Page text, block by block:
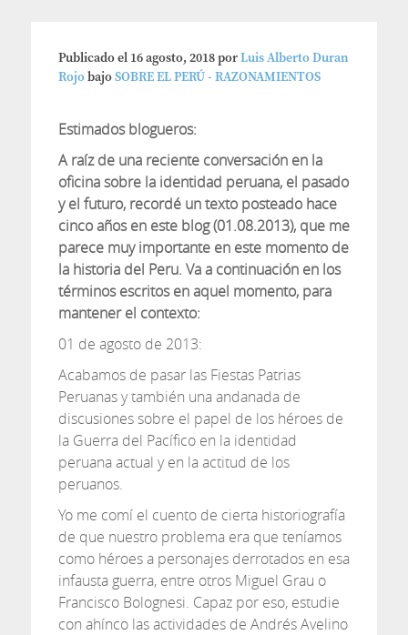
Publicado el 16 agosto, 2018porLuis Alberto Duran
RojobajoSOBRE EL PERÚ - RAZONAMIENTOS
Estimados blogueros:
A raíz de una reciente conversación en la
oficina sobre la identidad peruana, el pasado
y el futuro, recordé un texto posteado hace
cinco años en este blog (01.08.2013), que me
parece muy importante en este momento de
la historia del Peru. Va a continuación en los
términos escritos en aquel momento, para
mantener el contexto:
01 de agosto de 2013:
Acabamos de pasar las Fiestas Patrias
Peruanas y también una andanada de
discusiones sobre el papel de los héroes de
la Guerra del Pacífico en la identidad
peruana actual y en la actitud de los
peruanos.
Yo me comí el cuento de cierta historiografía
de que nuestro problema era que teníamos
como héroes a personajes derrotados en esa
infausta guerra, entre otros Miguel Grau o
Francisco Bolognesi. Capaz por eso, estudie
con ahínco las actividades de Andrés Avelino